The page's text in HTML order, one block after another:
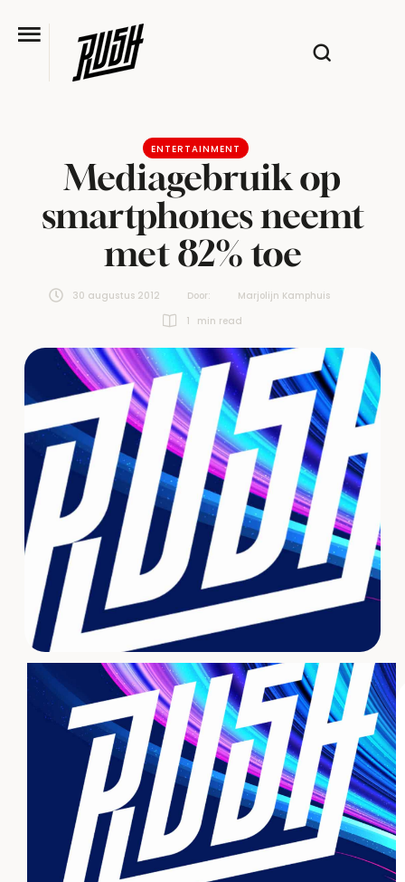
ENTERTAINMENT
Mediagebruik op
smartphones neemt
met 82% toe
30 augustus 2012 Door:
Marjolijn Kamphuis
1
min read